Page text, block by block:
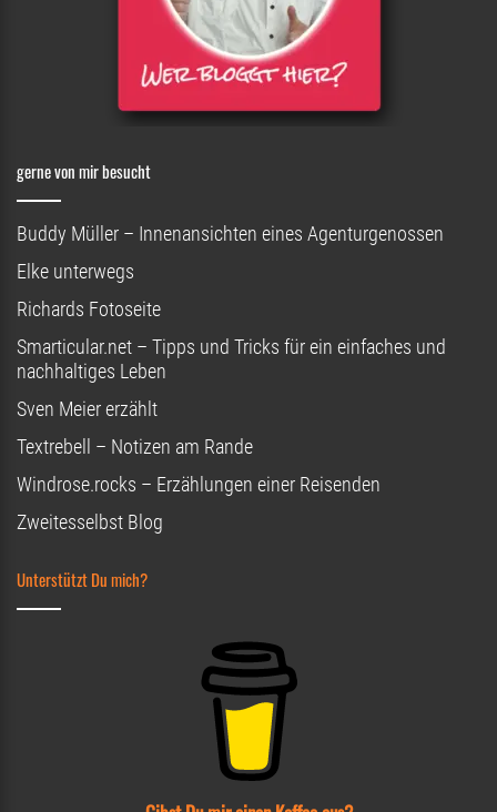
gerne von mir besucht
Buddy Müller – Innenansichten eines Agenturgenossen
Elke unterwegs
Richards Fotoseite
Smarticular.net – Tipps und Tricks für ein einfaches und
nachhaltiges Leben
Sven Meier erzählt
Textrebell – Notizen am Rande
Windrose.rocks – Erzählungen einer Reisenden
Zweitesselbst Blog
Unterstützt Du mich?